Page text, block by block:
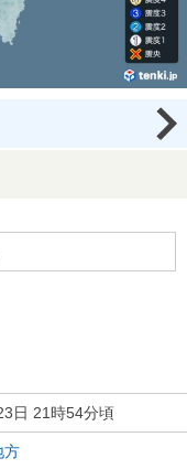
日 21時54分頃
方